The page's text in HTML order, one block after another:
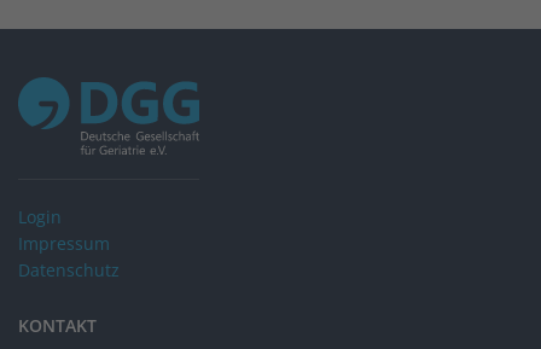
Login
Impressum
Datenschutz
KONTAKT